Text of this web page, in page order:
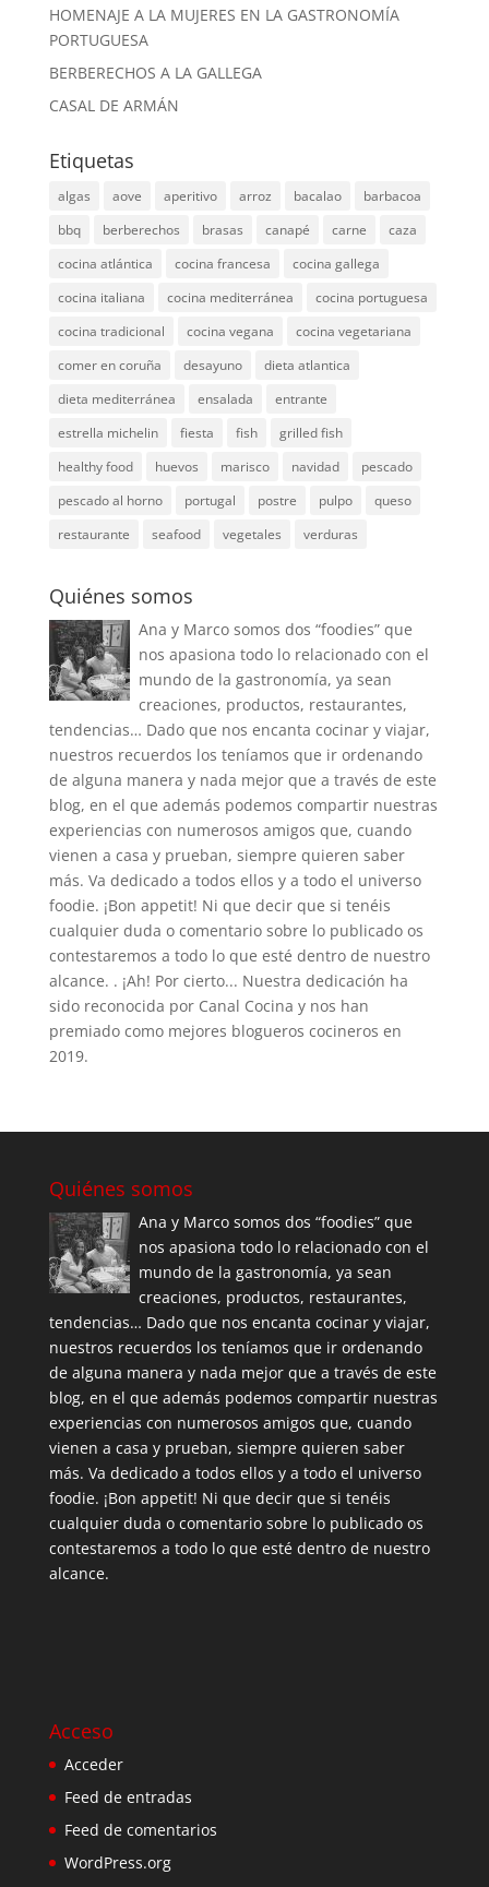
HOMENAJE A LA MUJERES EN LA GASTRONOMÍA
PORTUGUESA
BERBERECHOS A LA GALLEGA
CASAL DE ARMÁN
Etiquetas
algas aove aperitivo arroz bacalao
barbacoa
bbq
berberechos brasas canapé carne
caza
cocina atlántica
cocina francesa
cocina gallega
cocina italiana
cocina mediterránea
cocina portuguesa
cocina tradicional
cocina vegana
cocina vegetariana
comer en coruña
desayuno
dieta atlantica
dieta mediterránea
ensalada
entrante
estrella michelin
fiesta fish
grilled fish
healthy food
huevos marisco navidad
pescado
pescado al horno
portugal postre pulpo
queso
restaurante
seafood vegetales verduras
Quiénes somos
Ana y Marco somos dos “foodies” que
nos apasiona todo lo relacionado con el
mundo de la gastronomía, ya sean
creaciones, productos, restaurantes,
tendencias… Dado que nos encanta cocinar y viajar,
nuestros recuerdos los teníamos que ir ordenando
de alguna manera y nada mejor que a través de este
blog, en el que además podemos compartir nuestras
experiencias con numerosos amigos que, cuando
vienen a casa y prueban, siempre quieren saber
más. Va dedicado a todos ellos y a todo el universo
foodie. ¡Bon appetit! Ni que decir que si tenéis
cualquier duda o comentario sobre lo publicado os
contestaremos a todo lo que esté dentro de nuestro
alcance. . ¡Ah! Por cierto... Nuestra dedicación ha
sido reconocida por Canal Cocina y nos han
premiado como mejores blogueros cocineros en
2019.
Quiénes somos
Ana y Marco somos dos “foodies” que
nos apasiona todo lo relacionado con el
mundo de la gastronomía, ya sean
creaciones, productos, restaurantes,
tendencias… Dado que nos encanta cocinar y viajar,
nuestros recuerdos los teníamos que ir ordenando
de alguna manera y nada mejor que a través de este
blog, en el que además podemos compartir nuestras
experiencias con numerosos amigos que, cuando
vienen a casa y prueban, siempre quieren saber
más. Va dedicado a todos ellos y a todo el universo
foodie. ¡Bon appetit! Ni que decir que si tenéis
cualquier duda o comentario sobre lo publicado os
contestaremos a todo lo que esté dentro de nuestro
alcance.
Acceso
Acceder
Feed de entradas
Feed de comentarios
WordPress.org